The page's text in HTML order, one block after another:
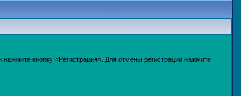
кнопку «Регистрация». Для отмены регистрации нажмите